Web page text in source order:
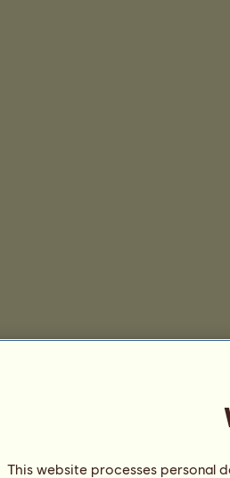
This website processes personal